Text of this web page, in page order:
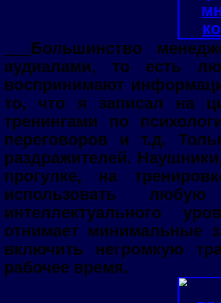
___Большинство
аудиалами, то есть
воспринимают
то, что я записал на
тренингами по
переговоров и т.д.
раздражителей.
прогулке, на
использовать
интеллектуального
отнимает минимальные
включить негромкую
рабочее время.